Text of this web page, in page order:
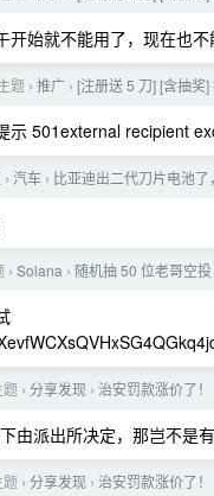
开始就不能用了，现在也
题 › 推广 › [注册送 5 刀] [含抽奖
示 501external recipient
› 汽车 › 比亚迪出二代刀片电池
› Solana › 随机抽 50 位老哥空
题 › 分享发现 › 治安罚款涨价了！
由派出所决定，那岂不是
题 › 分享发现 › 治安罚款涨价了！